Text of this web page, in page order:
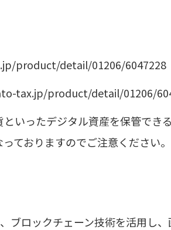
product/detail/01206/6047228
tax.jp/product/detail/01206/
いったデジタル資産を保管でき
ておりますのでご注意ください。
ロックチェーン技術を活用し